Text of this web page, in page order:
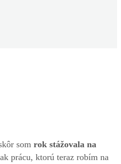
som rok stážovala na
prácu, ktorú teraz robím na